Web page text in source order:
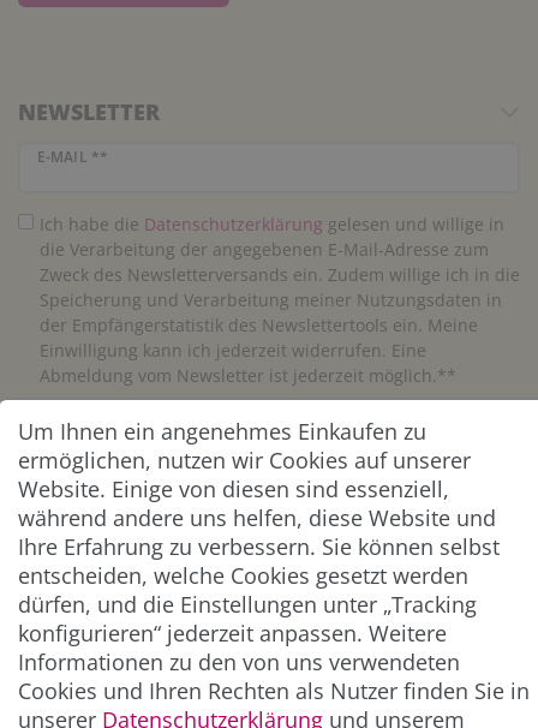
NEWSLETTER
E-MAIL **
Newsletter Honig
Ich habe die Daten­schutz­erklärung gelesen und willige in
die Verarbeitung der angegebenen E-Mail-Adresse zum
Zweck des Newsletterversands ein. Zudem willige ich in die
Speicherung und Verarbeitung meiner Nutzungsdaten in
der Empfängerstatistik des Newslettertools ein. Meine
Einwilligung kann ich jederzeit widerrufen. Eine
Abmeldung vom Newsletter ist jederzeit möglich.**
Abonnieren
** Hierbei handelt es sich um ein Pflichtfeld.
ZAHLUNG & VERSAND
Um Ihnen ein angenehmes Einkaufen zu
ermöglichen, nutzen wir Cookies auf unserer
Website. Einige von diesen sind essenziell,
während andere uns helfen, diese Website und
Ihre Erfahrung zu verbessern. Sie können selbst
entscheiden, welche Cookies gesetzt werden
dürfen, und die Einstellungen unter „Tracking
konfigurieren“ jederzeit anpassen. Weitere
Informationen zu den von uns verwendeten
Cookies und Ihren Rechten als Nutzer finden Sie in
unserer Daten­schutz­erklärung und unserem